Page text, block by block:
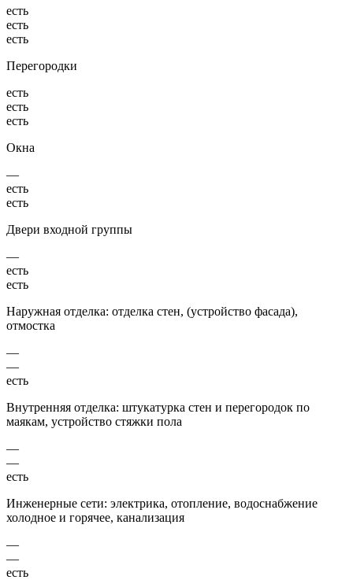
есть
есть
есть
Перегородки
есть
есть
есть
Окна
—
есть
есть
Двери входной группы
—
есть
есть
Наружная отделка: отделка стен, (устройство фасада),
отмостка
—
—
есть
Внутренняя отделка: штукатурка стен и перегородок по
маякам, устройство стяжки пола
—
—
есть
Инженерные сети: электрика, отопление, водоснабжение
холодное и горячее, канализация
—
—
есть